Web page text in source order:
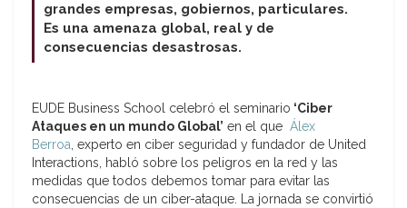
grandes empresas, gobiernos, particulares.
Es una amenaza global, real y de
consecuencias desastrosas.
EUDE Business School celebró el seminario ‘Ciber
Ataques en un mundo Global’ en el que Álex
Berroa, experto en ciber seguridad y fundador de United
Interactions, habló sobre los peligros en la red y las
medidas que todos debemos tomar para evitar las
consecuencias de un ciber-ataque. La jornada se convirtió